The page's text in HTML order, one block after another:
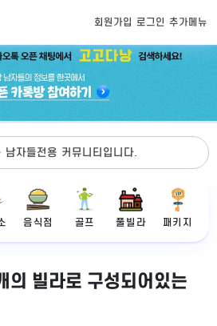
회원가입 로그인 추가메뉴
남자들전용 커뮤니티입니다.
음식점 골프 풀빌라 패키지
의 빌라로 구성되어있는